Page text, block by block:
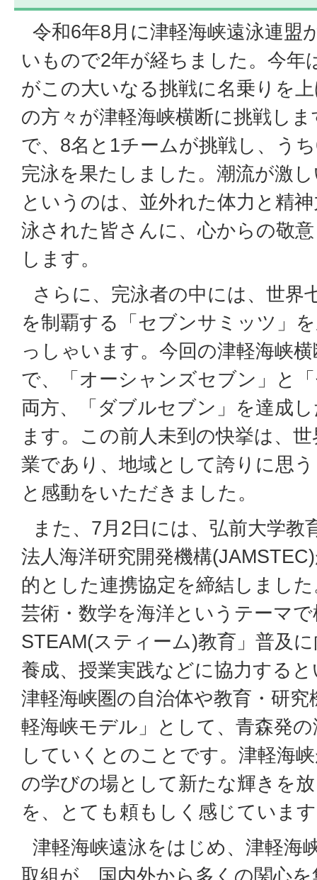
令和6年8月に津軽海峡遠泳連盟
いもので2年が経ちました。今年
がこの大いなる挑戦に名乗りを
の方々が津軽海峡横断に挑戦し
で、8名と1チームが挑戦し、う
完泳を果たしました。潮流が激
というのは、並外れた体力と精
泳された皆さんに、心からの敬
します。
さらに、完泳者の中には、世界
を制覇する「セブンサミッツ」
っしゃいます。今回の津軽海峡
で、「オーシャンズセブン」と
両方、「ダブルセブン」を達成
ます。この前人未到の快挙は、
業であり、地域として誇りに思
と感動をいただきました。
また、7月2日には、弘前大学教
法人海洋研究開発機構
的とした連携協定を締結しまし
芸術・数学を海洋というテーマ
STEAM(スティーム)教育」普及
養成、授業実践などに協力する
津軽海峡圏の自治体や教育・研
軽海峡モデル」として、青森発
していくとのことです。津軽海
の学びの場として新たな輝きを
を、とても頼もしく感じていま
津軽海峡遠泳をはじめ、津軽海
取組が、国内外から多くの関心